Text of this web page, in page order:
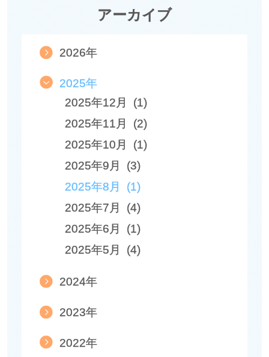
アーカイブ
2026年
2025年
2025年12月 (1)
2025年11月 (2)
2025年10月 (1)
2025年9月 (3)
2025年8月 (1)
2025年7月 (4)
2025年6月 (1)
2025年5月 (4)
2024年
2023年
2022年